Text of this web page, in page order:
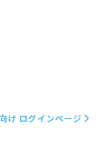
け ログインページ